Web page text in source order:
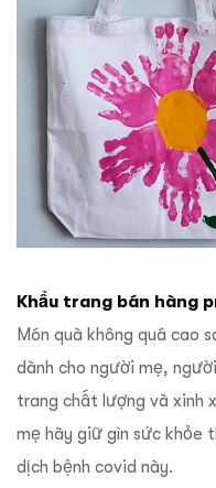
Khẩu trang bán hàng
Món quà không quá cao
dành cho người mẹ,
trang chất lượng và xinh
mẹ hãy giữ gìn sức
dịch bệnh covid này.